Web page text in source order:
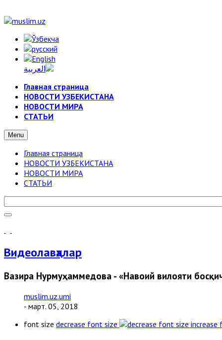
Главная страница
НОВОСТИ УЗБЕКИСТАНА
НОВОСТИ МИРА
СТАТЬИ
Menu
Главная страница
НОВОСТИ УЗБЕКИСТАНА
НОВОСТИ МИРА
СТАТЬИ
Видеолавҳалар
Вазира Нурмуҳаммедова - «Навоий вилояти
muslim.uz.umi
- март. 05, 2018
font size decrease font size increase